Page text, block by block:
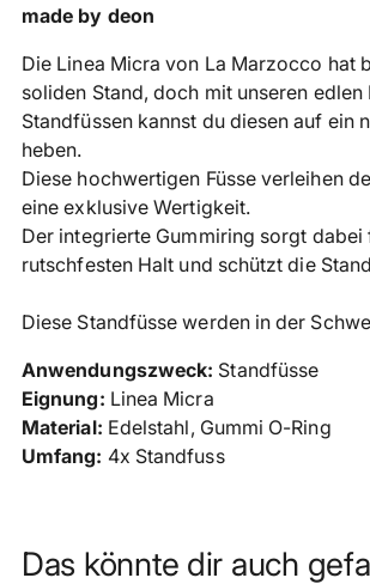
Produkt
den
Warenkorb
legen
made by deon
Die Linea Micra von La Marzocco hat
soliden Stand, doch mit unseren edlen
Standfüssen kannst du diesen auf ein
heben.
Diese hochwertigen Füsse verleihen
eine exklusive Wertigkeit.
Der integrierte Gummiring sorgt dabei
rutschfesten Halt und schützt die
Diese Standfüsse werden in der
Anwendungszweck: Standfüsse
Eignung: Linea Micra
Material: Edelstahl, Gummi O-Ring
Umfang: 4x Standfuss
Das könnte dir auch